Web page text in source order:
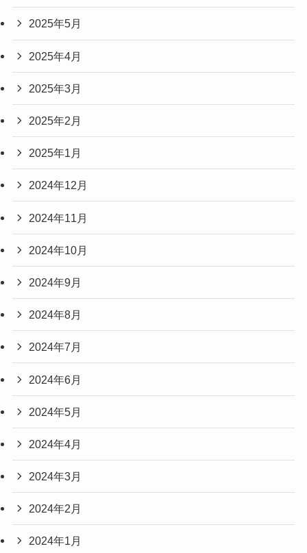
2025年5月
2025年4月
2025年3月
2025年2月
2025年1月
2024年12月
2024年11月
2024年10月
2024年9月
2024年8月
2024年7月
2024年6月
2024年5月
2024年4月
2024年3月
2024年2月
2024年1月